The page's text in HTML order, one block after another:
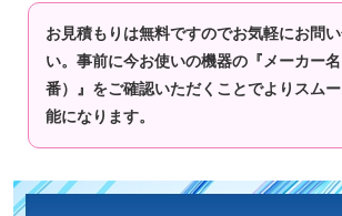
お見積もりは無料ですのでお気軽にお問
い。事前に今お使いの機器の『メーカー
番）』をご確認いただくことでよりスム
能になります。